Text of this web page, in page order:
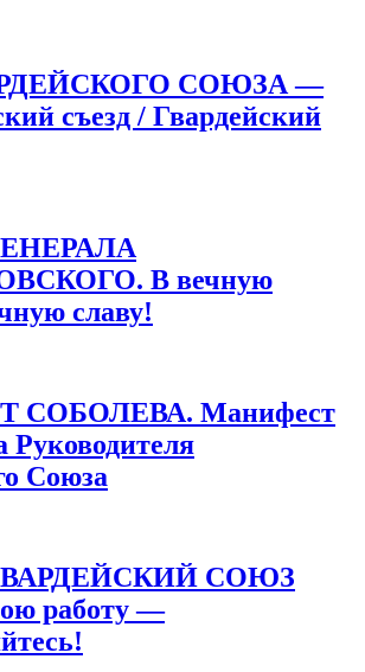
СОЮЗА —
съезд / Гвардейский
В вечную
славу!
Манифест
Руководителя
Союза
СОЮЗ
работу —